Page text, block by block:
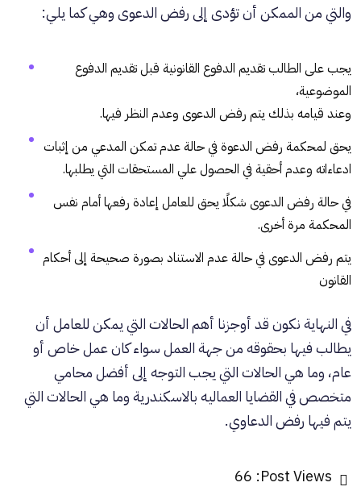
والتي من الممكن أن تؤدى إلى رفض الدعوى وهي كما يلي:
يجب على الطالب تقديم الدفوع القانونية قبل تقديم الدفوع
الموضوعية،
وعند قيامه بذلك يتم رفض الدعوى وعدم النظر فيها.
يحق لمحكمة رفض الدعوة في حالة عدم تمكن المدعي من إثبات
ادعاءاته وعدم أحقية في الحصول علي المستحقات التي يطلبها.
في حالة رفض الدعوى شكلًا يحق للعامل إعادة رفعها أمام نفس
المحكمة مرة أخرى.
يتم رفض الدعوى في حالة عدم الاستناد بصورة صحيحة إلى أحكام
القانون
في النهاية نكون قد أوجزنا أهم الحالات التي يمكن للعامل أن
يطالب فيها بحقوقه من جهة العمل سواء كان عمل خاص أو
عام، وما هي الحالات التي يجب التوجه إلى أفضل محامي
متخصص في القضايا العماليه بالاسكندرية وما هي الحالات التي
يتم فيها رفض الدعاوي.
Post Views:
66